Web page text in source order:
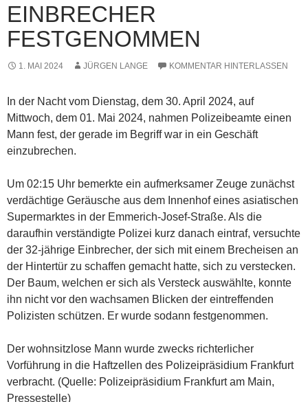
EINBRECHER
FESTGENOMMEN
1. MAI 2024 JÜRGEN LANGE KOMMENTAR HINTERLASSEN
In der Nacht vom Dienstag, dem 30. April 2024, auf
Mittwoch, dem 01. Mai 2024, nahmen Polizeibeamte einen
Mann fest, der gerade im Begriff war in ein Geschäft
einzubrechen.
Um 02:15 Uhr bemerkte ein aufmerksamer Zeuge zunächst
verdächtige Geräusche aus dem Innenhof eines asiatischen
Supermarktes in der Emmerich-Josef-Straße. Als die
daraufhin verständigte Polizei kurz danach eintraf, versuchte
der 32-jährige Einbrecher, der sich mit einem Brecheisen an
der Hintertür zu schaffen gemacht hatte, sich zu verstecken.
Der Baum, welchen er sich als Versteck auswählte, konnte
ihn nicht vor den wachsamen Blicken der eintreffenden
Polizisten schützen. Er wurde sodann festgenommen.
Der wohnsitzlose Mann wurde zwecks richterlicher
Vorführung in die Haftzellen des Polizeipräsidium Frankfurt
verbracht. (Quelle: Polizeipräsidium Frankfurt am Main,
Pressestelle)